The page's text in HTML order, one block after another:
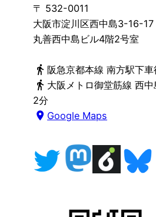
〒 532-0011
大阪市淀川区西中島3-16-17
丸善西中島ビル4階2号室
directions_walk 阪急京都本線 南方駅下車
directions_walk 大阪メトロ御堂筋線 西
2分
place Google Maps